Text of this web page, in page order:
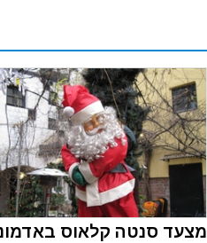
מצעד סנטה קלאוס